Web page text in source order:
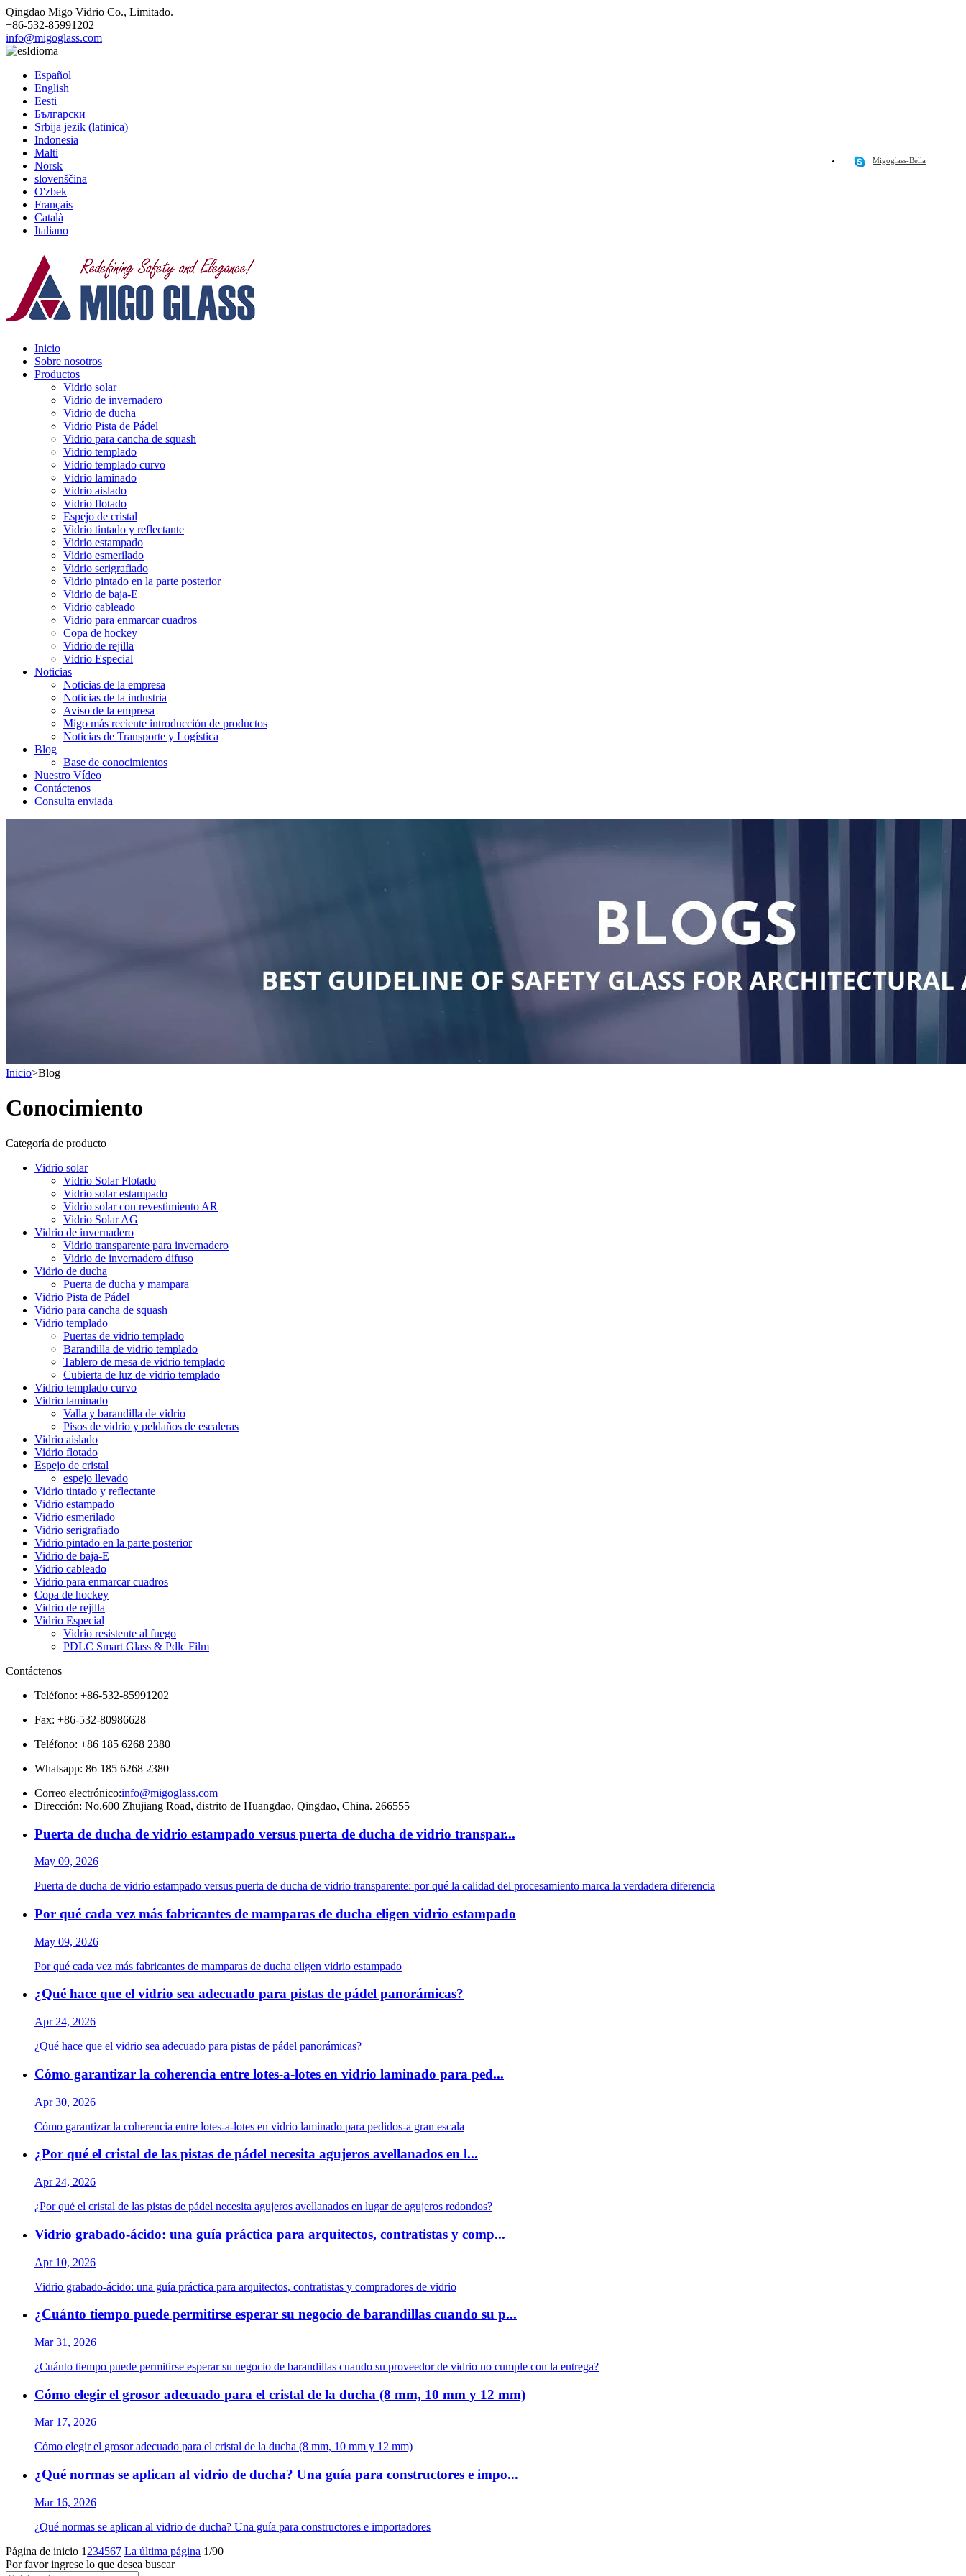
Qingdao Migo Vidrio Co., Limitado.
+86-532-85991202
info@migoglass.com
Idioma
Español
English
Eesti
Български
Srbija jezik (latinica)
Indonesia
Malti
Norsk
slovenščina
O'zbek
Français
Català
Italiano
Inicio
Sobre nosotros
Productos
Vidrio solar
Vidrio de invernadero
Vidrio de ducha
Vidrio Pista de Pádel
Vidrio para cancha de squash
Vidrio templado
Vidrio templado curvo
Vidrio laminado
Vidrio aislado
Vidrio flotado
Espejo de cristal
Vidrio tintado y reflectante
Vidrio estampado
Vidrio esmerilado
Vidrio serigrafiado
Vidrio pintado en la parte posterior
Vidrio de baja-E
Vidrio cableado
Vidrio para enmarcar cuadros
Copa de hockey
Vidrio de rejilla
Vidrio Especial
Noticias
Noticias de la empresa
Noticias de la industria
Aviso de la empresa
Migo más reciente introducción de productos
Noticias de Transporte y Logística
Blog
Base de conocimientos
Nuestro Vídeo
Contáctenos
Consulta enviada
Inicio>Blog
Conocimiento
Categoría de producto
Vidrio solar
Vidrio Solar Flotado
Vidrio solar estampado
Vidrio solar con revestimiento AR
Vidrio Solar AG
Vidrio de invernadero
Vidrio transparente para invernadero
Vidrio de invernadero difuso
Vidrio de ducha
Puerta de ducha y mampara
Vidrio Pista de Pádel
Vidrio para cancha de squash
Vidrio templado
Puertas de vidrio templado
Barandilla de vidrio templado
Tablero de mesa de vidrio templado
Cubierta de luz de vidrio templado
Vidrio templado curvo
Vidrio laminado
Valla y barandilla de vidrio
Pisos de vidrio y peldaños de escaleras
Vidrio aislado
Vidrio flotado
Espejo de cristal
espejo llevado
Vidrio tintado y reflectante
Vidrio estampado
Vidrio esmerilado
Vidrio serigrafiado
Vidrio pintado en la parte posterior
Vidrio de baja-E
Vidrio cableado
Vidrio para enmarcar cuadros
Copa de hockey
Vidrio de rejilla
Vidrio Especial
Vidrio resistente al fuego
PDLC Smart Glass & Pdlc Film
Contáctenos
Teléfono: +86-532-85991202
Fax: +86-532-80986628
Teléfono: +86 185 6268 2380
Whatsapp: 86 185 6268 2380
Correo electrónico:info@migoglass.com
Dirección: No.600 Zhujiang Road, distrito de Huangdao, Qingdao, China. 266555
Puerta de ducha de vidrio estampado versus puerta de ducha de vidrio transpar...
May 09, 2026
Puerta de ducha de vidrio estampado versus puerta de ducha de vidrio transparente: por qué la calidad del procesamiento marca la verdadera diferencia
Por qué cada vez más fabricantes de mamparas de ducha eligen vidrio estampado
May 09, 2026
Por qué cada vez más fabricantes de mamparas de ducha eligen vidrio estampado
¿Qué hace que el vidrio sea adecuado para pistas de pádel panorámicas?
Apr 24, 2026
¿Qué hace que el vidrio sea adecuado para pistas de pádel panorámicas?
Cómo garantizar la coherencia entre lotes-a-lotes en vidrio laminado para ped...
Apr 30, 2026
Cómo garantizar la coherencia entre lotes-a-lotes en vidrio laminado para pedidos-a gran escala
¿Por qué el cristal de las pistas de pádel necesita agujeros avellanados en l...
Apr 24, 2026
¿Por qué el cristal de las pistas de pádel necesita agujeros avellanados en lugar de agujeros redondos?
Vidrio grabado-ácido: una guía práctica para arquitectos, contratistas y comp...
Apr 10, 2026
Vidrio grabado-ácido: una guía práctica para arquitectos, contratistas y compradores de vidrio
¿Cuánto tiempo puede permitirse esperar su negocio de barandillas cuando su p...
Mar 31, 2026
¿Cuánto tiempo puede permitirse esperar su negocio de barandillas cuando su proveedor de vidrio no cumple con la entrega?
Cómo elegir el grosor adecuado para el cristal de la ducha (8 mm, 10 mm y 12 mm)
Mar 17, 2026
Cómo elegir el grosor adecuado para el cristal de la ducha (8 mm, 10 mm y 12 mm)
¿Qué normas se aplican al vidrio de ducha? Una guía para constructores e impo...
Mar 16, 2026
¿Qué normas se aplican al vidrio de ducha? Una guía para constructores e importadores
Página de inicio 1 234567 La última página 1/90
Por favor ingrese lo que desea buscar
Migoglass-Bella